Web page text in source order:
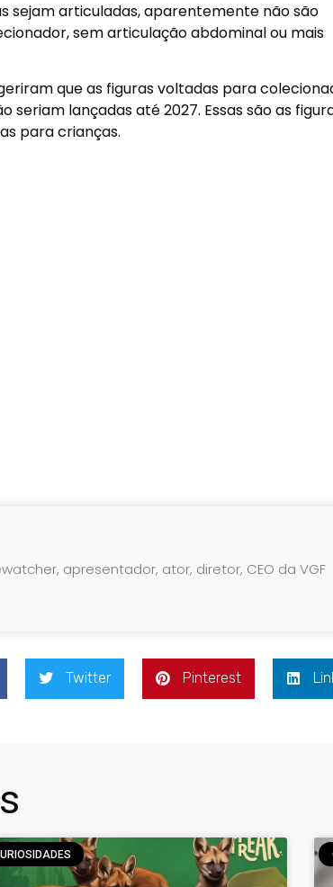
sejam articuladas, aparentemente não são
sem articulação abdominal ou mais
que as figuras voltadas para
seriam lançadas até 2027. Essas são as
para crianças.
apresentador, ator, diretor, CEO da VGF
Twitter Pinterest